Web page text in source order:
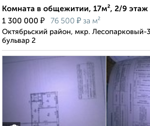
Комната в общежитии, 17м², 2/9 этаж
1 300 000 ₽ 76 500 ₽ за м²
Октябрьский район, мкр.
бульвар 2